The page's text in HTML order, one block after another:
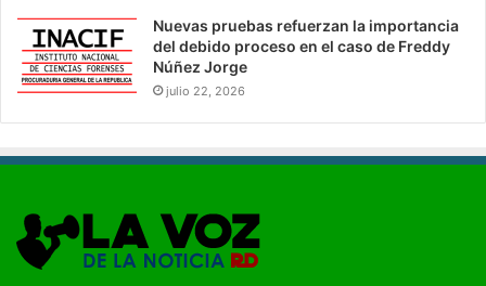
Nuevas pruebas refuerzan la importancia
del debido proceso en el caso de Freddy
Núñez Jorge
julio 22, 2026